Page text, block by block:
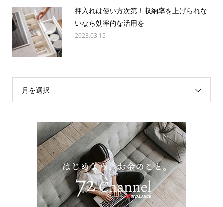
押入れは使い方次第！収納率を上げられな
いなら効率的な活用を
2023.03.15
月を選択